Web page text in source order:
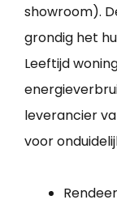
showroom).
grondig het
Leeftijd
leverancier
voor